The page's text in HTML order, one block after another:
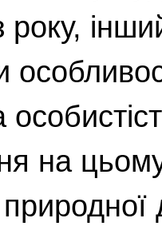
року,
на